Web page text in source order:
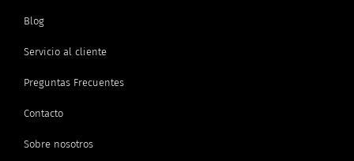
Blog
Servicio al cliente
Preguntas Frecuentes
Contacto
Sobre nosotros